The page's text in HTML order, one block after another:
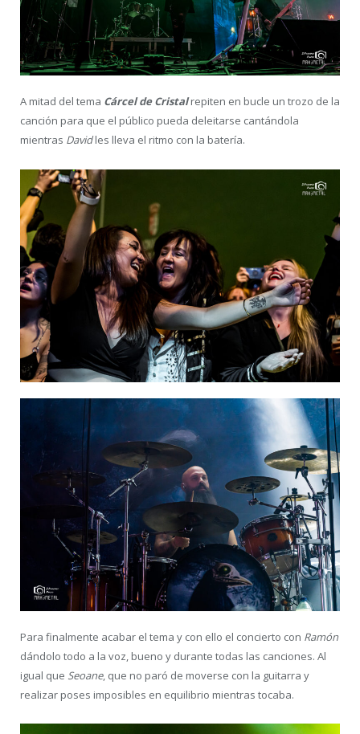
A mitad del tema Cárcel de Cristalrepiten en bucle un trozo de la
canción para que el público pueda deleitarse cantándola
mientras Davidles lleva el ritmo con la batería.
Para finalmente acabar el tema y con ello el concierto con Ramón
dándolo todo a la voz, bueno y durante todas las canciones. Al
igual que Seoane, que no paró de moverse con la guitarra y
realizar poses imposibles en equilibrio mientras tocaba.